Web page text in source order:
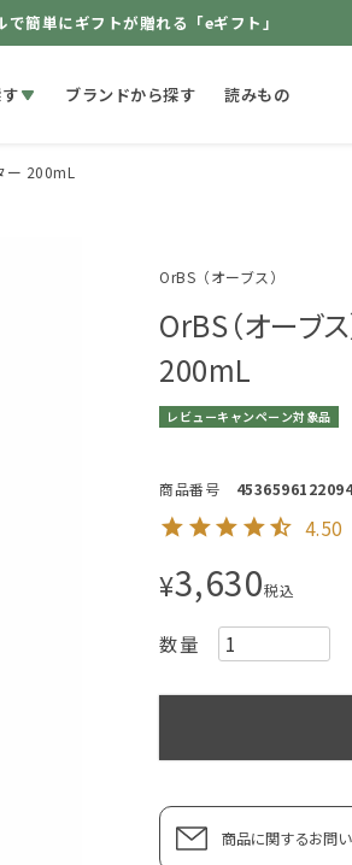
で簡単にギフトが贈れる「eギフト」
ブランドから探す 読みもの
ー 200mL
OrBS（オーブス）
OrBS（オーブ
200mL
レビューキャンペーン対象品
商品番号 4536596122094
4.50
¥3,630税込
商品に関するお問